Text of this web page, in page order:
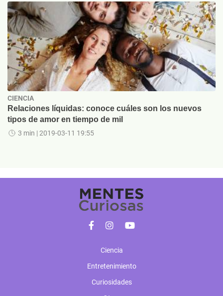
CIENCIA
Relaciones líquidas: conoce cuáles son los nuevos
tipos de amor en tiempo de mil
3 min | 2019-03-11 19:55
Ciencia
Entretenimiento
Curiosidades